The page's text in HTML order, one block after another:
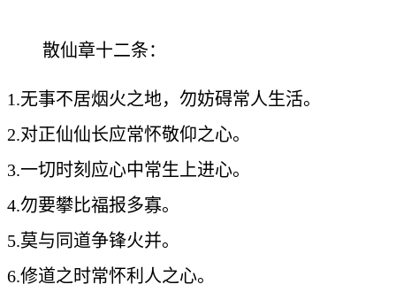
散仙章十二条：
1.无事不居烟火之地，勿妨碍常人生活。
2.对正仙仙长应常怀敬仰之心。
3.一切时刻应心中常生上进心。
4.勿要攀比福报多寡。
5.莫与同道争锋火并。
6.修道之时常怀利人之心。